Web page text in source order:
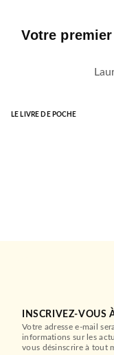
Votre
LE LIVRE DE POCHE
INSCRIVEZ-VOUS
Votre adresse e-mail
informations sur les
vous désinscrire à tout